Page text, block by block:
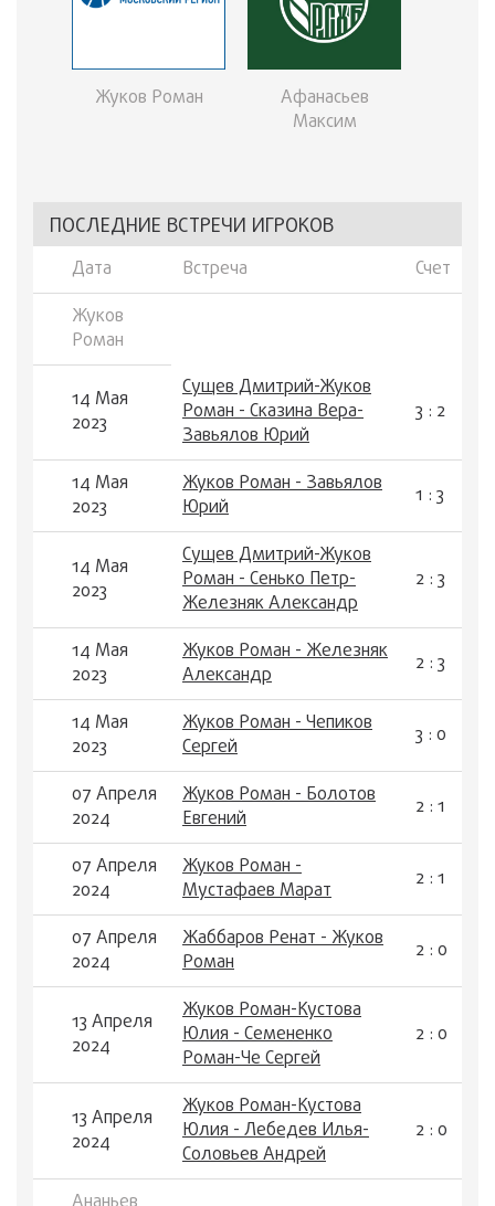
Жуков Роман
Афанасьев
Максим
ПОСЛЕДНИЕ ВСТРЕЧИ ИГРОКОВ
Дата Встреча
Счет
Жуков
Роман
14 Мая
2023
Сущев Дмитрий-Жуков
Роман - Сказина Вера-
Завьялов Юрий
3 : 2
14 Мая
2023
Жуков Роман - Завьялов
Юрий
1 : 3
14 Мая
2023
Сущев Дмитрий-Жуков
Роман - Сенько Петр-
Железняк Александр
2 : 3
14 Мая
2023
Жуков Роман - Железняк
Александр
2 : 3
14 Мая
2023
Жуков Роман - Чепиков
Сергей
3 : 0
07 Апреля
2024
Жуков Роман - Болотов
Евгений
2 : 1
07 Апреля
2024
Жуков Роман -
Мустафаев Марат
2 : 1
07 Апреля
2024
Жаббаров Ренат - Жуков
Роман
2 : 0
13 Апреля
2024
Жуков Роман-Кустова
Юлия - Семененко
Роман-Че Сергей
2 : 0
13 Апреля
2024
Жуков Роман-Кустова
Юлия - Лебедев Илья-
Соловьев Андрей
2 : 0